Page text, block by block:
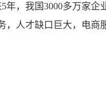
年，我国3000多万家企
，人才缺口巨大，电商